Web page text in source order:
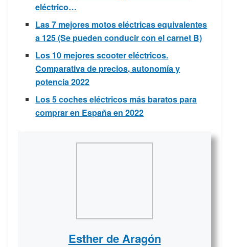
eléctrico…
Las 7 mejores motos eléctricas equivalentes
a 125 (Se pueden conducir con el carnet B)
Los 10 mejores scooter eléctricos.
Comparativa de precios, autonomía y
potencia 2022
Los 5 coches eléctricos más baratos para
comprar en España en 2022
Esther de Aragón